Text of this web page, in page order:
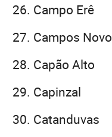
Campo Erê
Campos
Capão Alto
Capinzal
Catanduvas